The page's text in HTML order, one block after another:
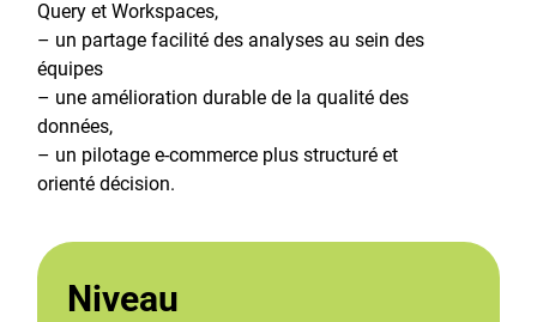
Query et Workspaces,
– un partage facilité des analyses au sein des
équipes
– une amélioration durable de la qualité des
données,
– un pilotage e-commerce plus structuré et
orienté décision.
Niveau